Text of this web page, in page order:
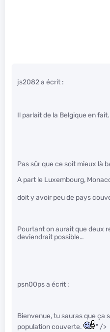
js2082 a écrit :
Il parlait de la Belgique en fait.
Pas sûr que ce soit mieux là
A part le Luxembourg,
doit y avoir peu de pays
Pourtant on aurait que deux
deviendrait possible…
psn00ps a écrit :
Bienvenue, tu sauras que ça
population couverte.
" />